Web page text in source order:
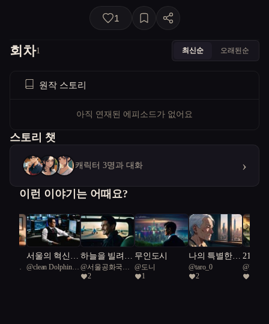
1
회차1 최신순 오래된순
원작 스토리
아직 연재된 에피소드가 없어요
스토리 챗
캐릭터 3명과 대화 ›
이런 이야기는 어때요?
국일
서울의 혁신
자, 미래를 설
@clean Dolphin
하늘을 빌려준
하루
@서울공화국일
급시민
2
무인도시
@도니
1
나의 특별한
돌봄 로봇
@taro_0
2
2100
임진
의 조
@NOR